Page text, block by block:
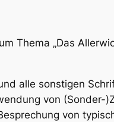
Thema „Das
alle sonstigen
von (Sonder-
von